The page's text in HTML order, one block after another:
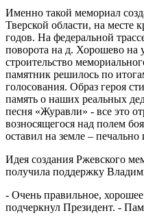
Именно такой мемориал
Тверской области, на месте
годов. На федеральной
поворота на д. Хорошево на
строительство
памятник решилось по
голосования. Образ героя
память о наших реальных
песня «Журавли» - все это
возносящегося над полем
оставил на земле – печально
Идея создания Ржевского
получила поддержку
- Очень правильное,
подчеркнул Президент. -